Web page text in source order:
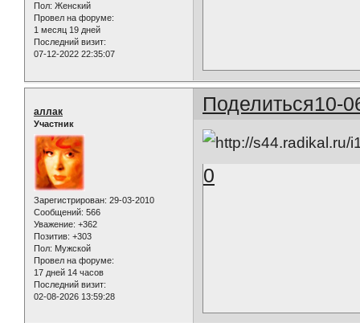
Пол: Женский
Провел на форуме:
1 месяц 19 дней
Последний визит:
07-12-2022 22:35:07
Поделиться10-
аллак
Участник
Зарегистрирован: 29-03-2010
Сообщений: 566
Уважение: +362
Позитив: +303
Пол: Мужской
Провел на форуме:
17 дней 14 часов
Последний визит:
02-08-2026 13:59:28
0